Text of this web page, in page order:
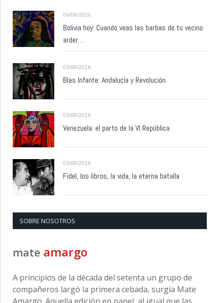
06/08/2026
Bolivia hoy: Cuando veas las barbas de tu vecino
arder…
05/08/2026
Blas Infante: Andalucía y Revolución.
05/08/2026
Venezuela: el parto de la VI República
05/08/2026
Fidel, los libros, la vida, la eterna batalla
SOBRE NOSOTROS
mate amargo
A principios de la década del setenta un grupo de
compañeros largó la primera cebada, surgía Mate